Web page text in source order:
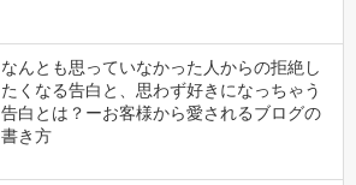
なんとも思っていなかった人からの拒絶し
たくなる告白と、思わず好きになっちゃう
告白とは？ーお客様から愛されるブログの
書き方